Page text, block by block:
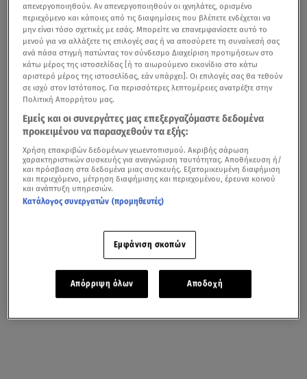
απενεργοποιηθούν. Αν απενεργοποιηθούν οι ιχνηλάτες, ορισμένο
περιεχόμενο και κάποιες από τις διαφημίσεις που βλέπετε ενδέχεται να
μην είναι τόσο σχετικές με εσάς. Μπορείτε να επανεμφανίσετε αυτό το
μενού για να αλλάξετε τις επιλογές σας ή να αποσύρετε τη συναίνεσή σας
ανά πάσα στιγμή πατώντας τον σύνδεσμο Διαχείριση προτιμήσεων στο
κάτω μέρος της ιστοσελίδας [ή το αιωρούμενο εικονίδιο στο κάτω
αριστερό μέρος της ιστοσελίδας, εάν υπάρχει]. Οι επιλογές σας θα τεθούν
σε ισχύ στον Ιστότοπος. Για περισσότερες λεπτομέρειες ανατρέξτε στην
Πολιτική Απορρήτου μας.
Εμείς και οι συνεργάτες μας επεξεργαζόμαστε δεδομένα
προκειμένου να παρασχεθούν τα εξής:
Χρήση επακριβών δεδομένων γεωεντοπισμού. Ακριβής σάρωση
χαρακτηριστικών συσκευής για αναγνώριση ταυτότητας. Αποθήκευση ή/
και πρόσβαση στα δεδομένα μιας συσκευής. Εξατομικευμένη διαφήμιση
και περιεχόμενο, μέτρηση διαφήμισης και περιεχομένου, έρευνα κοινού
και ανάπτυξη υπηρεσιών.
Κατάλογος συνεργατών (προμηθευτές)
Εμφάνιση σκοπών
Απόρριψη όλων Αποδοχή